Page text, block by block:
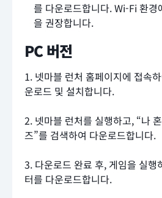
를 다운로드합니다. Wi-Fi 환경
을 권장합니다.
PC 버전
1. 넷마블 런처 홈페이지에 접속
운로드 및 설치합니다.
2. 넷마블 런처를 실행하고, “나
즈”를 검색하여 다운로드합니다.
3. 다운로드 완료 후, 게임을 실행
터를 다운로드합니다.